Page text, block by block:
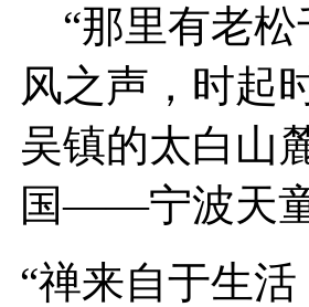
“那里有老松
风之声，时起
吴镇的太白山
国——宁波天童
“禅来自于生